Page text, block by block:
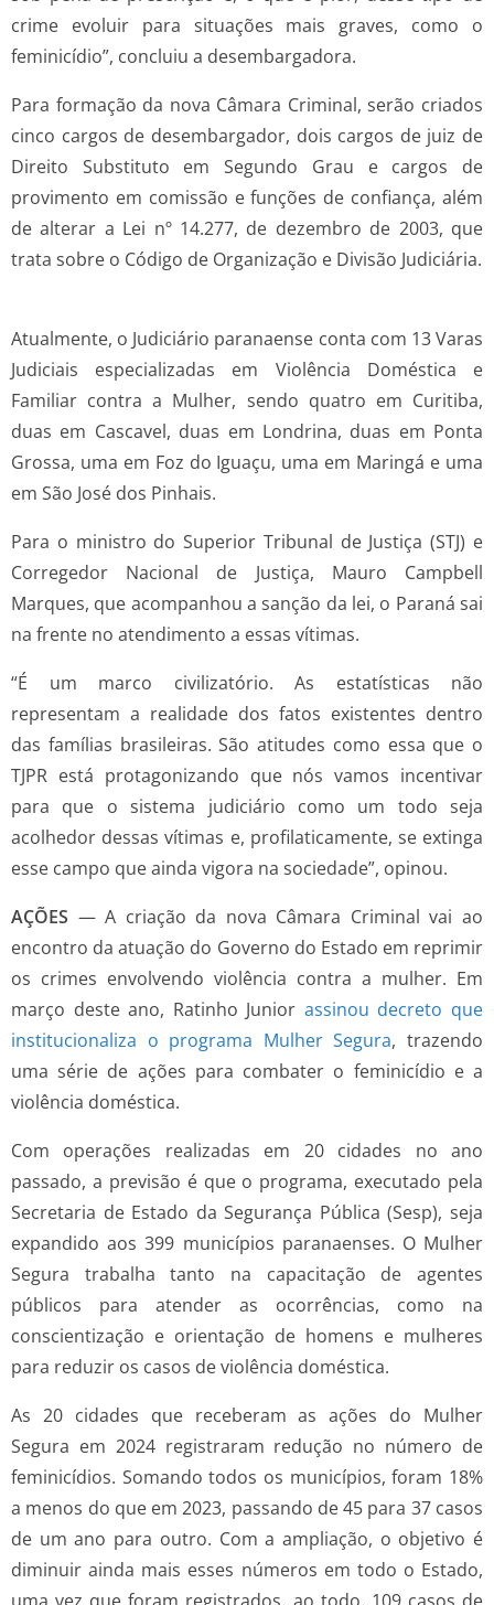
crime evoluir para situações mais graves, como o
feminicídio”, concluiu a desembargadora.
Para formação da nova Câmara Criminal, serão criados
cinco cargos de desembargador, dois cargos de juiz de
Direito Substituto em Segundo Grau e cargos de
provimento em comissão e funções de confiança, além
de alterar a Lei nº 14.277, de dezembro de 2003, que
trata sobre o Código de Organização e Divisão Judiciária.
Atualmente, o Judiciário paranaense conta com 13 Varas
Judiciais especializadas em Violência Doméstica e
Familiar contra a Mulher, sendo quatro em Curitiba,
duas em Cascavel, duas em Londrina, duas em Ponta
Grossa, uma em Foz do Iguaçu, uma em Maringá e uma
em São José dos Pinhais.
Para o ministro do Superior Tribunal de Justiça (STJ) e
Corregedor Nacional de Justiça, Mauro Campbell
Marques, que acompanhou a sanção da lei, o Paraná sai
na frente no atendimento a essas vítimas.
“É um marco civilizatório. As estatísticas não
representam a realidade dos fatos existentes dentro
das famílias brasileiras. São atitudes como essa que o
TJPR está protagonizando que nós vamos incentivar
para que o sistema judiciário como um todo seja
acolhedor dessas vítimas e, profilaticamente, se extinga
esse campo que ainda vigora na sociedade”, opinou.
AÇÕES — A criação da nova Câmara Criminal vai ao
encontro da atuação do Governo do Estado em reprimir
os crimes envolvendo violência contra a mulher. Em
março deste ano, Ratinho Junior assinou decreto que
institucionaliza o programa Mulher Segura, trazendo
uma série de ações para combater o feminicídio e a
violência doméstica.
Com operações realizadas em 20 cidades no ano
passado, a previsão é que o programa, executado pela
Secretaria de Estado da Segurança Pública (Sesp), seja
expandido aos 399 municípios paranaenses. O Mulher
Segura trabalha tanto na capacitação de agentes
públicos para atender as ocorrências, como na
conscientização e orientação de homens e mulheres
para reduzir os casos de violência doméstica.
As 20 cidades que receberam as ações do Mulher
Segura em 2024 registraram redução no número de
feminicídios. Somando todos os municípios, foram 18%
a menos do que em 2023, passando de 45 para 37 casos
de um ano para outro. Com a ampliação, o objetivo é
diminuir ainda mais esses números em todo o Estado,